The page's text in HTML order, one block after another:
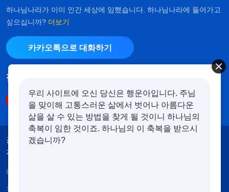
하나님나라가 이미 인간 세상에 임했습니다. 하나님나라에 들어가고
싶으십니까? 더보기
카카오톡으로 대화하기
팔로우하기
공지 이용약관
저작권 명시
Copyright © 2026
성경은 개역한글에서 인용하였습니다. 이 사이트에는 부
우리 사이트에 오신 당신은 행운아입니다. 주님
을 맞이해 고통스러운 삶에서 벗어나 아름다운
삶을 살 수 있는 방법을 찾게 될 것이니 하나님의
축복이 임한 것이죠. 하나님의 이 축복을 받으시
겠습니까?